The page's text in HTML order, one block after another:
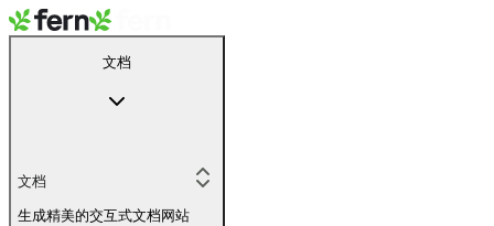
文档
文档
生成精美的交互式文档网站